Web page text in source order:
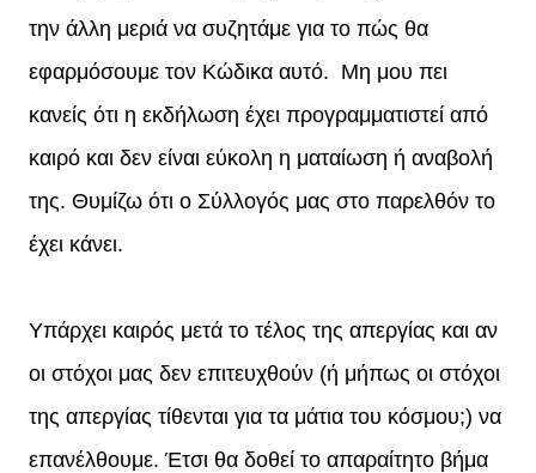
την άλλη μεριά να συζητάμε για το πώς θα
εφαρμόσουμε τον Κώδικα αυτό. Μη μου πει
κανείς ότι η εκδήλωση έχει προγραμματιστεί από
καιρό και δεν είναι εύκολη η ματαίωση ή αναβολή
της. Θυμίζω ότι ο Σύλλογός μας στο παρελθόν το
έχει κάνει.
Υπάρχει καιρός μετά το τέλος της απεργίας και αν
οι στόχοι μας δεν επιτευχθούν (ή μήπως οι στόχοι
της απεργίας τίθενται για τα μάτια του κόσμου;) να
επανέλθουμε. Έτσι θα δοθεί το απαραίτητο βήμα